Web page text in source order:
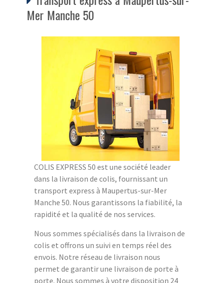
Mer Manche 50
COLIS EXPRESS 50 est une société leader
dans la livraison de colis, fournissant un
transport express à Maupertus-sur-Mer
Manche 50. Nous garantissons la fiabilité, la
rapidité et la qualité de nos services.
Nous sommes spécialisés dans la livraison de
colis et offrons un suivi en temps réel des
envois. Notre réseau de livraison nous
permet de garantir une livraison de porte à
porte. Nous sommes à votre disposition 24